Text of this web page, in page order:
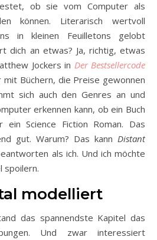
ob sie vom Computer als
können. Literarisch wertvoll
in kleinen Feuilletons gelobt
dich an etwas? Ja, richtig, etwas
Jockers in Der Bestsellercode
mit Büchern, die Preise gewonnen
sich auch den Genres an und
erkennen kann, ob ein Buch
Science Fiction Roman. Das
gut. Warum? Das kann Distant
als ich. Und ich möchte
spoilern.
modelliert
das spannendste Kapitel das
Und zwar interessiert